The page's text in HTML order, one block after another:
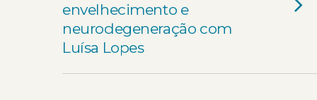
envelhecimento e
neurodegeneração com
Luísa Lopes